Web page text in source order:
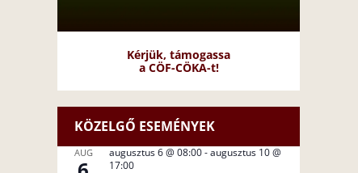
Kérjük, támogassa
a CÖF-CÖKA-t!
KÖZELGŐ ESEMÉNYEK
AUG augusztus 6 @ 08:00-augusztus 10 @
17:00